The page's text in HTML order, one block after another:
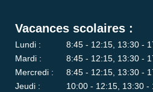
Vacances scolaires :
Lundi :
8:45 - 12:15, 13:30 -
Mardi :
8:45 - 12:15, 13:30 -
Mercredi :
8:45 - 12:15, 13:30 -
Jeudi :
10:00 - 12:15, 13:30 -